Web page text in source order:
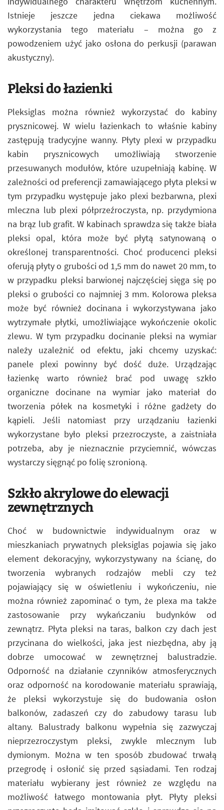
Istnieje jeszcze jedna ciekawa możliwość
wykorzystania tego materiału – można go z
powodzeniem użyć jako osłona do perkusji (parawan
akustyczny).
Pleksi do łazienki
Pleksiglas można również wykorzystać do kabiny
prysznicowej. W wielu łazienkach to właśnie kabiny
zastępują tradycyjne wanny. Płyty plexi w przypadku
kabin prysznicowych umożliwiają stworzenie
przesuwanych modułów, które uzupełniają kabinę. W
zależności od preferencji zamawiającego płyta pleksi w
tym przypadku występuje jako plexi bezbarwna, plexi
mleczna lub plexi półprzeźroczysta, np. przydymiona
na brąz lub grafit. W kabinach sprawdza się także biała
pleksi opal, która może być płytą satynowaną o
określonej transparentności. Choć producenci pleksi
oferują płyty o grubości od 1,5 mm do nawet 20 mm, to
w przypadku pleksi barwionej najczęściej sięga się po
pleksi o grubości co najmniej 3 mm. Kolorowa pleksa
może być również docinana i wykorzystywana jako
wytrzymałe płytki, umożliwiające wykończenie okolic
zlewu. W tym przypadku docinanie pleksi na wymiar
należy uzależnić od efektu, jaki chcemy uzyskać:
panele plexi powinny być dość duże. Urządzając
łazienkę warto również brać pod uwagę szkło
organiczne docinane na wymiar jako materiał do
tworzenia półek na kosmetyki i różne gadżety do
kąpieli. Jeśli natomiast przy urządzaniu łazienki
wykorzystane było pleksi przezroczyste, a zaistniała
potrzeba, aby je nieznacznie przyciemnić, wówczas
wystarczy sięgnąć po folię szronioną.
Szkło akrylowe do elewacji
zewnętrznych
Choć w budownictwie indywidualnym oraz w
mieszkaniach prywatnych pleksiglas pojawia się jako
element dekoracyjny, wykorzystywany na ścianę, do
tworzenia wybranych rodzajów mebli czy też
pojawiający się w oświetleniu i wykończeniu, nie
można również zapominać o tym, że plexa ma także
zastosowanie przy wykańczaniu budynków od
zewnątrz. Płyta pleksi na taras, balkon czy dach jest
przycinana do wielkości, jaka jest niezbędna, aby ją
dobrze umocować w zewnętrznej balustradzie.
Odporność na działanie czynników atmosferycznych
oraz odporność na korodowanie materiału sprawiają,
że pleksi wykorzystuje się do budowania osłon
balkonów, zadaszeń czy do zabudowy tarasu lub
altany. Balustrady balkonu wypełnia się zazwyczaj
nieprzezroczystym pleksi, zwykle mlecznym lub
dymionym. Można w ten sposób zbudować trwałą
przegrodę i osłonić się przed sąsiadami. Ten rodzaj
materiału wybierany jest również ze względu na
możliwość łatwego montowania płyt. Płyty pleksi